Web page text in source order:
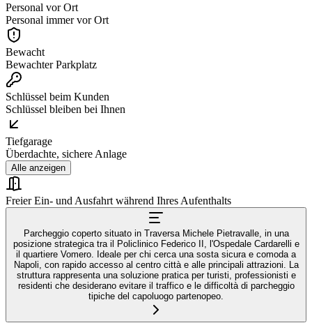
Personal vor Ort
Personal immer vor Ort
Bewacht
Bewachter Parkplatz
Schlüssel beim Kunden
Schlüssel bleiben bei Ihnen
Tiefgarage
Überdachte, sichere Anlage
Alle anzeigen
Freier Ein- und Ausfahrt während Ihres Aufenthalts
Parcheggio coperto situato in Traversa Michele Pietravalle, in una
posizione strategica tra il Policlinico Federico II, l'Ospedale Cardarelli e
il quartiere Vomero. Ideale per chi cerca una sosta sicura e comoda a
Napoli, con rapido accesso al centro città e alle principali attrazioni. La
struttura rappresenta una soluzione pratica per turisti, professionisti e
residenti che desiderano evitare il traffico e le difficoltà di parcheggio
tipiche del capoluogo partenopeo.